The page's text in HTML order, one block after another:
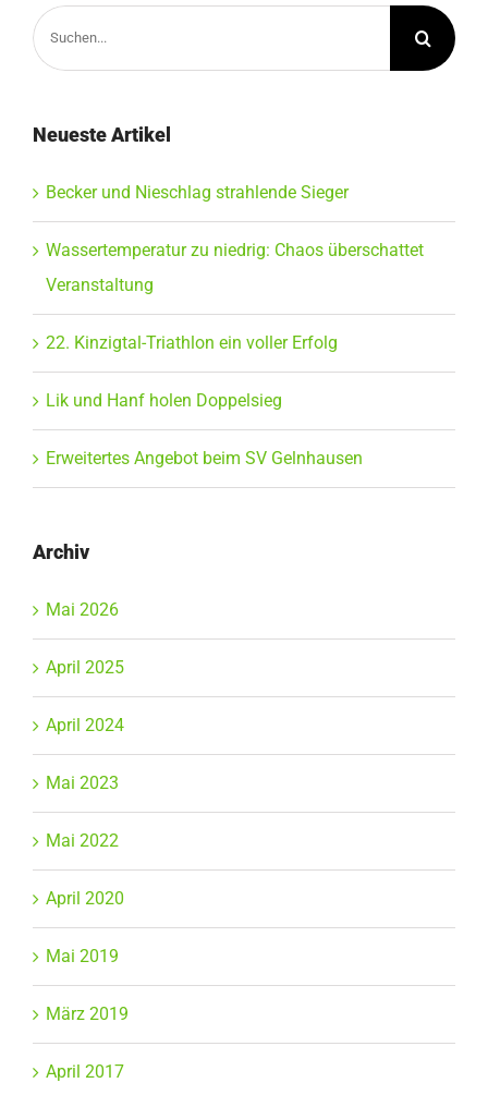
Suche
nach:
Neueste Artikel
Becker und Nieschlag strahlende Sieger
Wassertemperatur zu niedrig: Chaos überschattet
Veranstaltung
22. Kinzigtal-Triathlon ein voller Erfolg
Lik und Hanf holen Doppelsieg
Erweitertes Angebot beim SV Gelnhausen
Archiv
Mai 2026
April 2025
April 2024
Mai 2023
Mai 2022
April 2020
Mai 2019
März 2019
April 2017